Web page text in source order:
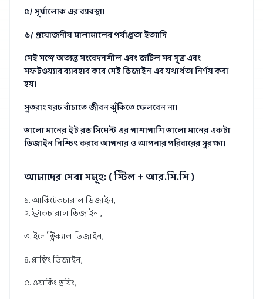
৫/ সূর্যালোক এর ব্যাবস্থা।
৬/ প্রয়োজনীয় মালামালের পর্যাপ্ততা ইত্যাদি
সেই সঙ্গে অত্যন্ত সংবেদনশীল এবং জটিল সব সূত্র এবং
সফটওয়্যার ব্যাবহার করে সেই ডিজাইন এর যথার্থতা নির্ণয় করা
হয়।
সুতরাং খরচ বাঁচাতে জীবন ঝুঁকিতে ফেলবেন না।
ভালো মানের ইট রড সিমেন্ট এর পাশাপাশি ভালো মানের একটা
ডিজাইন নিশ্চিৎ করবে আপনার ও আপনার পরিবারের সুরক্ষা।
আমাদের সেবা সমূহ: ( স্টিল + আর.সি.সি )
১. আর্কিটেকচারাল ডিজাইন,
২. স্ট্রাকচারাল ডিজাইন ,
৩. ইলেক্ট্রিক্যাল ডিজাইন,
৪. প্লাম্বিং ডিজাইন,
৫. ওয়ার্কিং ড্রয়িং,